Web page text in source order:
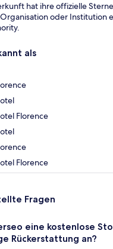
hat ihre offizielle
oder Institution
als
Florence
Florence
Fragen
eine kostenlose
Rückerstattung an?